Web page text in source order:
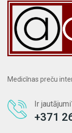
Medicīnas preču
Ir
+371